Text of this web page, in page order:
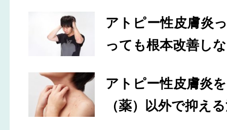
アトピー性皮膚炎
っても根本改善し
アトピー性皮膚炎
（薬）以外で抑え